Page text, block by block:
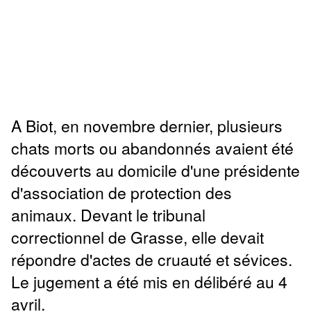
A Biot, en novembre dernier, plusieurs
chats morts ou abandonnés avaient été
découverts au domicile d'une présidente
d'association de protection des
animaux. Devant le tribunal
correctionnel de Grasse, elle devait
répondre d'actes de cruauté et sévices.
Le jugement a été mis en délibéré au 4
avril.